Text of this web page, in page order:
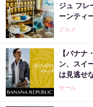
ジュ フレ
ーンティ
グルメ
【バナナ
ン、スイ
は見逃せ
セール